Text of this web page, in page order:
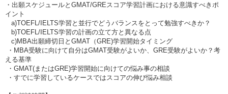
・出願スケジュールとGMAT/GREスコア学習計画における意識すべきポ
イント
a)TOEFL/IELTS学習と並行でどうバランスをとって勉強すべきか？
b)TOEFL/IELTS学習の計画の立て方と異なる点
c)MBA出願締切日とGMAT（GRE)学習開始タイミング
・MBA受験に向けて自分はGMAT受験がよいか、GRE受験がよいか？考
える基準
・GMAT(またはGRE)学習開始に向けての悩み事の相談
・すでに学習しているケースではスコアの伸び悩み相談